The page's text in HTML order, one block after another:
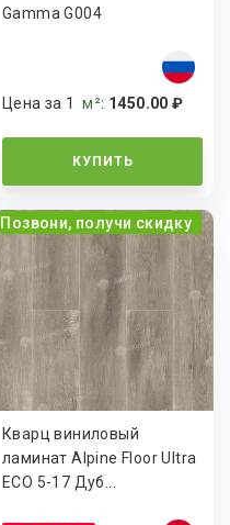
Gamma G004
Цена за 1м²: 1450.00 ₽
КУПИТЬ
Позвони, получи скидку
Кварц виниловый
ламинат Alpine Floor Ultra
ECO 5-17 Дуб...